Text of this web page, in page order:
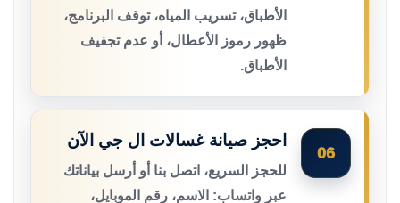
الأطباق، تسريب المياه، توقف البرنامج،
ظهور رموز الأعطال، أو عدم تجفيف
الأطباق.
06
احجز صيانة غسالات ال جي الآن
للحجز السريع، اتصل بنا أو أرسل بياناتك
عبر واتساب: الاسم، رقم الموبايل،